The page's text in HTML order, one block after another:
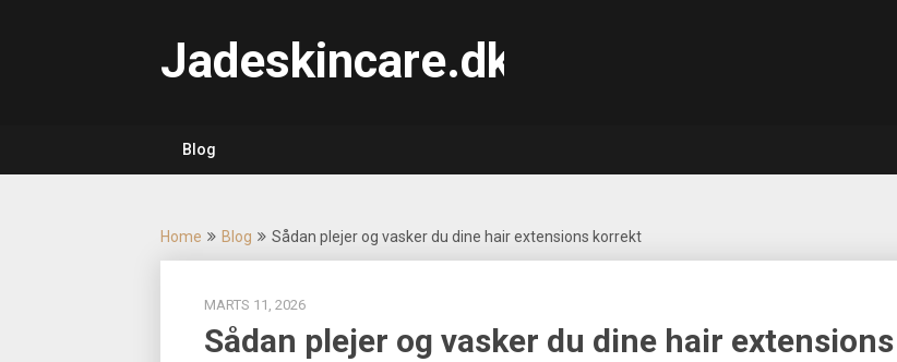
Jadeskincare.dk
Blog
Home Blog Sådan plejer og vasker du dine hair extensions korrekt
MARTS 11, 2026
Sådan plejer og vasker du dine hair extensions